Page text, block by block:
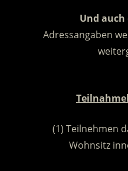
Und
Adressangaben
(1) Teilnehmen
Wohnsitz